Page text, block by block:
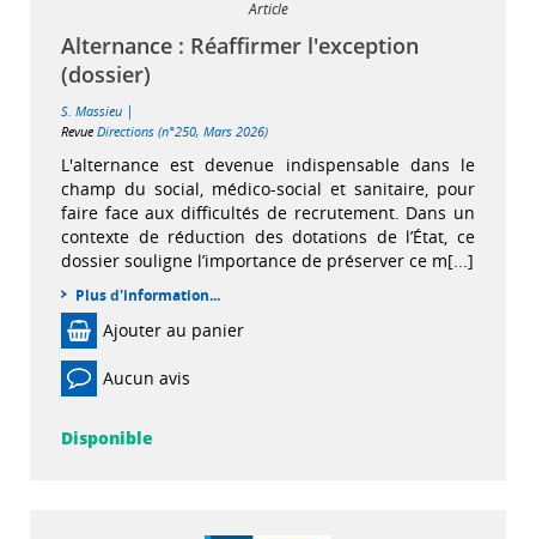
Article
Alternance : Réaffirmer l'exception
(dossier)
S. Massieu |
Revue Directions (n°250, Mars 2026)
L'alternance est devenue indispensable dans le
champ du social, médico-social et sanitaire, pour
faire face aux difficultés de recrutement. Dans un
contexte de réduction des dotations de l’État, ce
dossier souligne l’importance de préserver ce m[...]
Plus d'information...
Ajouter au panier
Aucun avis
Disponible